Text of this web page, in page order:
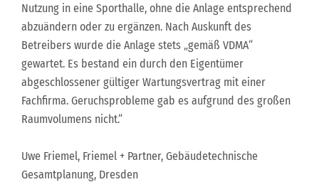
Nutzung in eine Sporthalle, ohne die Anlage entsprechend
abzuändern oder zu ergänzen. Nach Auskunft des
Betreibers wurde die Anlage stets „gemäß VDMA“
gewartet. Es bestand ein durch den Eigentümer
abgeschlossener gültiger Wartungsvertrag mit einer
Fachfirma. Geruchsprobleme gab es aufgrund des großen
Raumvolumens nicht.“
Uwe Friemel, Friemel + Partner, Gebäudetechnische
Gesamtplanung, Dresden